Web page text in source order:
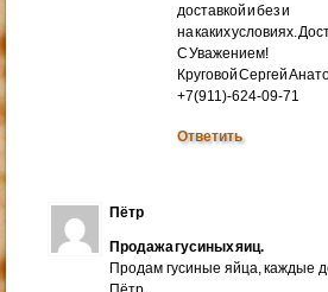
доставкой и без и
на каких условиях.
С Уважением!
Круговой Сергей
+7(911)-624-09-71
Ответить
Пётр
Продажа гусиных яиц.
Продам гусиные яйца, каждые